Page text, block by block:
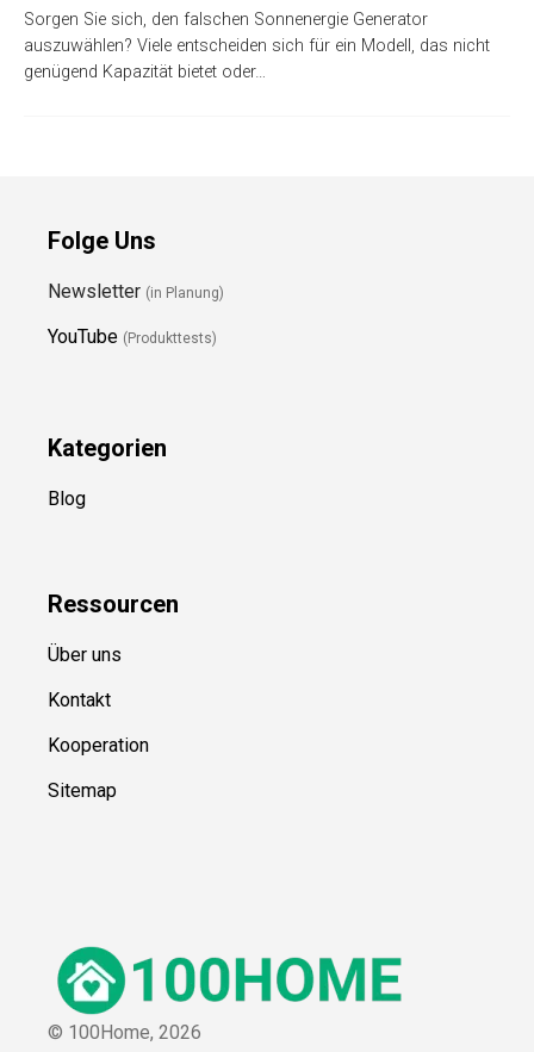
Sorgen Sie sich, den falschen Sonnenergie Generator
auszuwählen? Viele entscheiden sich für ein Modell, das nicht
genügend Kapazität bietet oder…
Folge Uns
Newsletter (in Planung)
YouTube (Produkttests)
Kategorien
Blog
Ressourcen
Über uns
Kontakt
Kooperation
Sitemap
© 100Home, 2026